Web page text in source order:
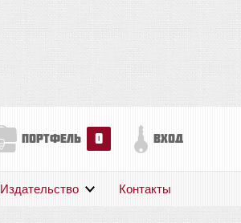
портфель 0 вход
Издательство Контакты